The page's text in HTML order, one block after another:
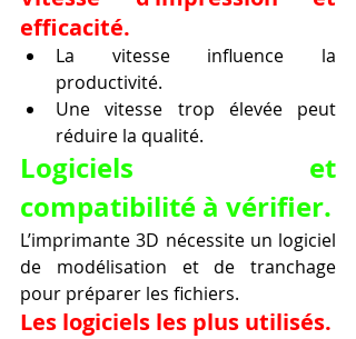
efficacité.
La vitesse influence la
productivité.
Une vitesse trop élevée peut
réduire la qualité.
Logiciels et
compatibilité à vérifier.
L’imprimante 3D nécessite un logiciel
de modélisation et de tranchage
pour préparer les fichiers.
Les logiciels les plus utilisés.